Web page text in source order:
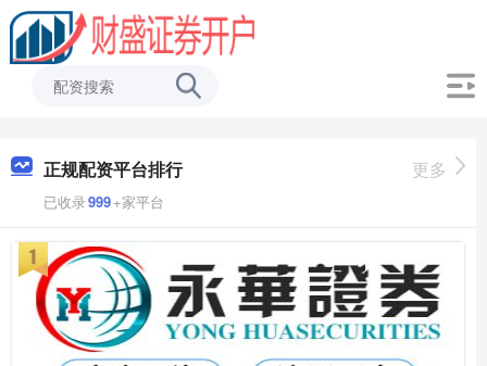
正规配资平台排行
已收录999+家平台
更多